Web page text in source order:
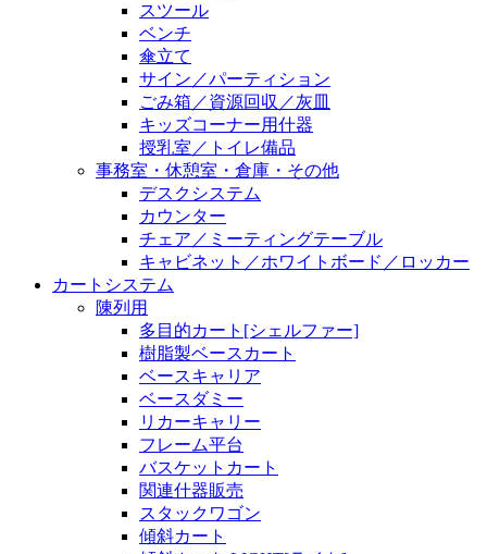
スツール
ベンチ
傘立て
サイン／パーティション
ごみ箱／資源回収／灰皿
キッズコーナー用什器
授乳室／トイレ備品
事務室・休憩室・倉庫・その他
デスクシステム
カウンター
チェア／ミーティングテーブル
キャビネット／ホワイトボード／ロッカー
カートシステム
陳列用
多目的カート[シェルファー]
樹脂製ベースカート
ベースキャリア
ベースダミー
リカーキャリー
フレーム平台
バスケットカート
関連什器販売
スタックワゴン
傾斜カート